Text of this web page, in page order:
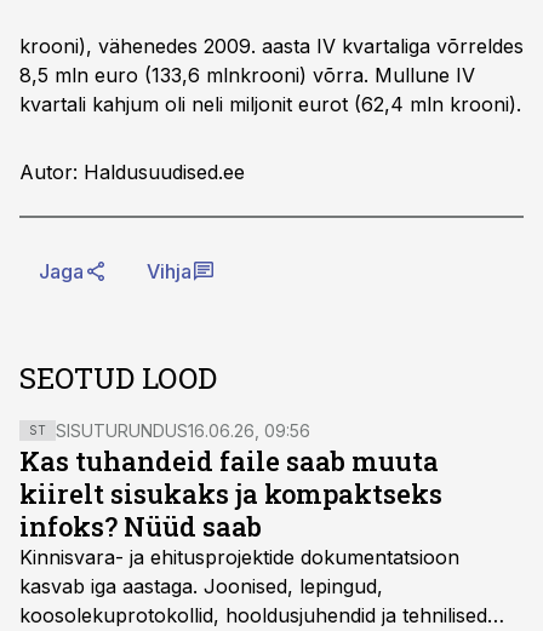
krooni), vähenedes 2009. aasta IV kvartaliga võrreldes
8,5 mln euro (133,6 mlnkrooni) võrra. Mullune IV
kvartali kahjum oli neli miljonit eurot (62,4 mln krooni).
Autor: Haldusuudised.ee
Jaga Vihja
SEOTUD LOOD
ST SISUTURUNDUS16.06.26, 09:56
Kas tuhandeid faile saab muuta
kiirelt sisukaks ja kompaktseks
infoks? Nüüd saab
Kinnisvara- ja ehitusprojektide dokumentatsioon
kasvab iga aastaga. Joonised, lepingud,
koosolekuprotokollid, hooldusjuhendid ja tehnilised